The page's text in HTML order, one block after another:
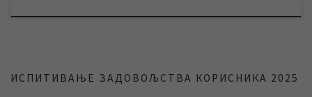
ИСПИТИВАЊЕ ЗАДОВОЉСТВА КОРИСНИКА 2025